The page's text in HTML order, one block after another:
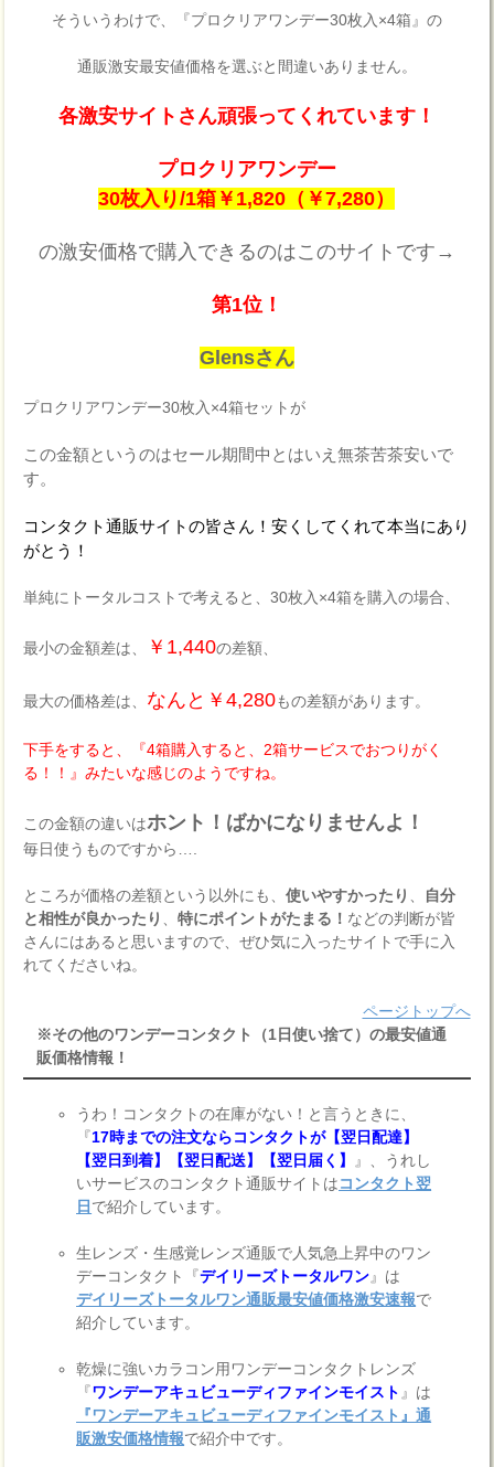
そういうわけで、『プロクリアワンデー30枚入×4箱』の
通販激安最安値価格を選ぶと間違いありません。
各激安サイトさん頑張ってくれています！
プロクリアワンデー
30枚入り/1箱￥1,820（￥7,280）
の激安価格で購入できるのはこのサイトです→
第1位！
Glensさん
プロクリアワンデー30枚入×4箱セットが
この金額というのはセール期間中とはいえ無茶苦茶安いで
す。
コンタクト通販サイトの皆さん！安くしてくれて本当にあり
がとう！
単純にトータルコストで考えると、30枚入×4箱を購入の場合、
最小の金額差は、 ￥1,440の差額、
最大の価格差は、 なんと￥4,280もの差額があります。
下手をすると、『4箱購入すると、2箱サービスでおつりがく
る！！』みたいな感じのようですね。
この金額の違いはホント！ばかになりませんよ！
毎日使うものですから….
ところが価格の差額という以外にも、使いやすかったり
自分
と相性が良かったり
、特にポイントがたまる！ などの判断が皆
さんにはあると思いますので、ぜひ気に入ったサイトで手に入
れてくださいね。
ページトップへ
※その他のワンデーコンタクト（1日使い捨て）の最安値通
販価格情報！
うわ！コンタクトの在庫がない！と言うときに、
『17時までの注文ならコンタクトが【翌日配達】
【翌日到着】【翌日配送】【翌日届く】
』、うれし
いサービスのコンタクト通販サイトはコンタクト翌
日 で紹介しています。
生レンズ・生感覚レンズ通販で人気急上昇中のワン
デーコンタクト『デイリーズトータルワン』は
デイリーズトータルワン通販最安値価格激安速報で
紹介しています。
乾燥に強いカラコン用ワンデーコンタクトレンズ
『ワンデーアキュビューディファインモイスト 』は
『ワンデーアキュビューディファインモイスト』通
販激安価格情報で紹介中です。